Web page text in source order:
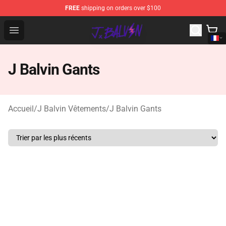
FREE shipping on orders over $100
Open menu
J Balvin Store - Official J Balvin Merchandise Shop
J Balvin Gants
Accueil/J Balvin Vêtements/J Balvin Gants